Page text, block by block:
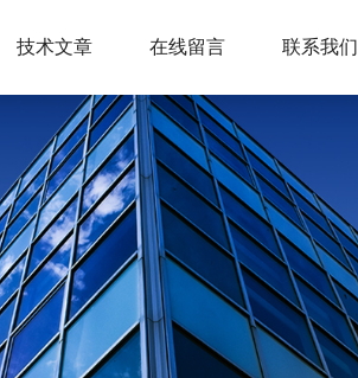
技术文章 在线留言 联系我们